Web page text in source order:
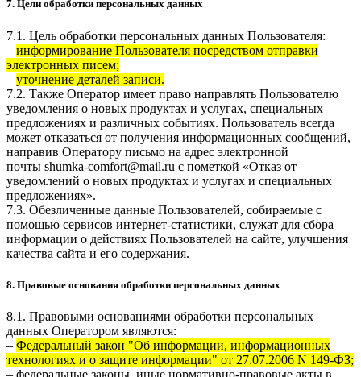
7. Цели обработки персональных данных
7.1. Цель обработки персональных данных Пользователя:
– информирование Пользователя посредством отправки
электронных писем;
– уточнение деталей записи.
7.2. Также Оператор имеет право направлять Пользователю
уведомления о новых продуктах и услугах, специальных
предложениях и различных событиях. Пользователь всегда
может отказаться от получения информационных сообщений,
направив Оператору письмо на адрес электронной
почты shumka-comfort@mail.ru с пометкой «Отказ от
уведомлений о новых продуктах и услугах и специальных
предложениях».
7.3. Обезличенные данные Пользователей, собираемые с
помощью сервисов интернет-статистики, служат для сбора
информации о действиях Пользователей на сайте, улучшения
качества сайта и его содержания.
8. Правовые основания обработки персональных данных
8.1. Правовыми основаниями обработки персональных
данных Оператором являются:
– Федеральный закон "Об информации, информационных
технологиях и о защите информации" от 27.07.2006 N 149-ФЗ;
– федеральные законы, иные нормативно-правовые акты в